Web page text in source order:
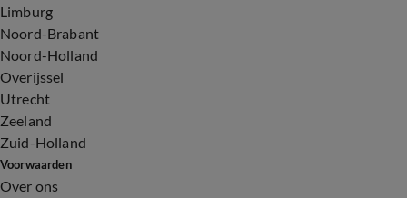
Limburg
Noord-Brabant
Noord-Holland
Overijssel
Utrecht
Zeeland
Zuid-Holland
Voorwaarden
Over ons